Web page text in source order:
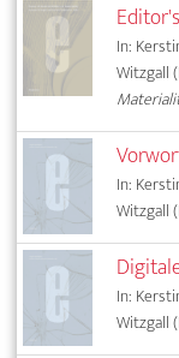
In:
Witzgall
In:
Witzgall
In:
Witzgall